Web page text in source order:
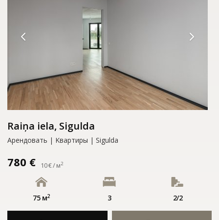
Raiņa iela, Sigulda
Арендовать | Kвартиры | Sigulda
780 € 10 € / м2
75 м2 3 2/2